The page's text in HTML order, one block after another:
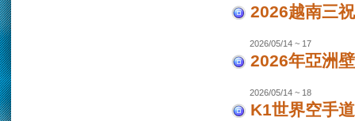
2026越南三
2026/05/14 ~ 17
2026年亞洲
2026/05/14 ~ 18
K1世界空手